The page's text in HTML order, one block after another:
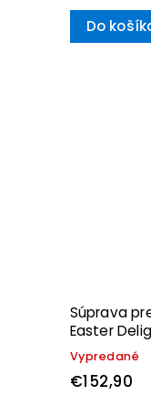
Do
Súprava
Easter
Vypredané
€152,90